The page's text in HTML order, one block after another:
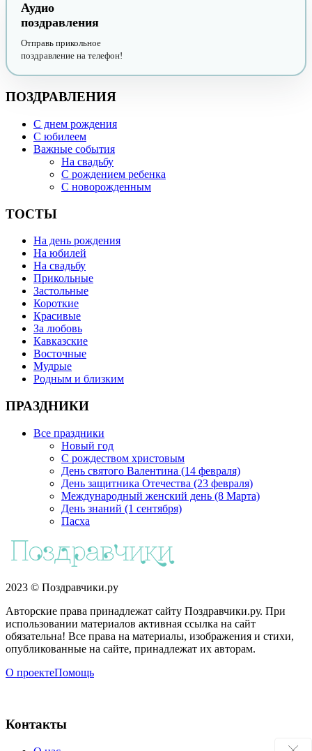
Аудио
поздравления
Отправь прикольное
поздравление на телефон!
ПОЗДРАВЛЕНИЯ
С днем рождения
С юбилеем
Важные события
На свадьбу
С рождением ребенка
С новорожденным
ТОСТЫ
На день рождения
На юбилей
На свадьбу
Прикольные
Застольные
Короткие
Красивые
За любовь
Кавказские
Восточные
Мудрые
Родным и близким
ПРАЗДНИКИ
Все праздники
Новый год
С рождеством христовым
День святого Валентина (14 февраля)
День защитника Отечества (23 февраля)
Международный женский день (8 Марта)
День знаний (1 сентября)
Пасха
2023 © Поздравчики.ру
Авторские права принадлежат сайту Поздравчики.ру. При
использовании материалов активная ссылка на сайт
обязательна! Все права на материалы, изображения и стихи,
опубликованные на сайте, принадлежат их авторам.
О проектеПомощь
Контакты